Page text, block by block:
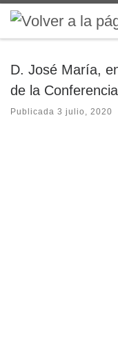
Saltar al contenido
D. José María,
de la
Publicada 3 julio, 2020